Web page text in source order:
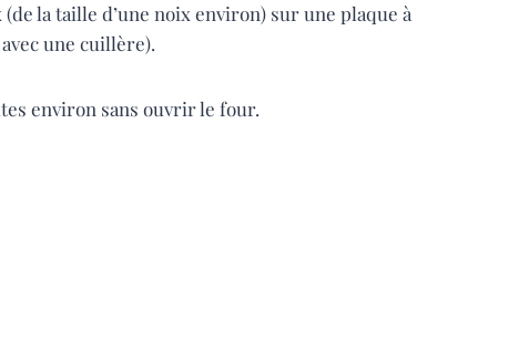
la taille d’une noix environ) sur une plaque à
une cuillère).
environ sans ouvrir le four.